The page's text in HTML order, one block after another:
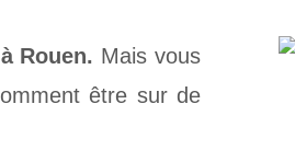
Rouen. Mais vous
être sur de